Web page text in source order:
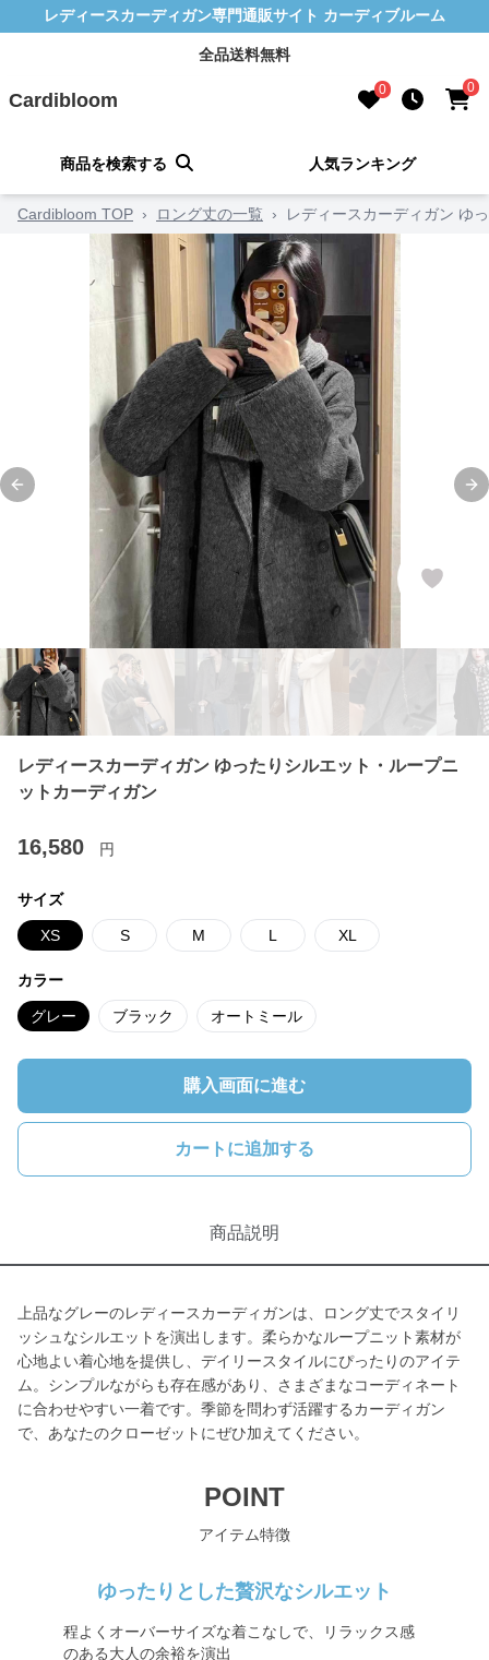
レディースカーディガン専門通販サイト カーディブルーム
全品送料無料
Cardibloom 0 0
商品を検索する 人気ランキング
Cardibloom TOP › ロング丈の一覧 › レディースカーディガン ゆ
Previous slide
レディースカーディガン ゆったりシルエット・ループニ
ットカーディガン
16,580 円
サイズ
XS S M L XL
カラー
グレー ブラック オートミール
購入画面に進む
カートに追加する
商品説明
上品なグレーのレディースカーディガンは、ロング丈でスタイリ
ッシュなシルエットを演出します。柔らかなループニット素材が
心地よい着心地を提供し、デイリースタイルにぴったりのアイテ
ム。シンプルながらも存在感があり、さまざまなコーディネート
に合わせやすい一着です。季節を問わず活躍するカーディガン
で、あなたのクローゼットにぜひ加えてください。
POINT
アイテム特徴
ゆったりとした贅沢なシルエット
程よくオーバーサイズな着こなしで、リラックス感
のある大人の余裕を演出